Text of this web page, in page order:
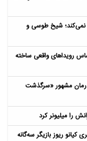
را فراموش نمی‌کند؛ شیخ طوسی و
رویداهای واقعی ساخته
رمان مشهور «سرگذشت
کیانو ریوز بازیگر سه‌گانه